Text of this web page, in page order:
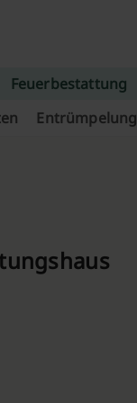
Feuerbestattung
Entrümpelung